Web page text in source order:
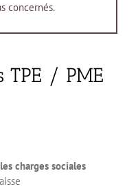
concernés.
/ PME
charges sociales